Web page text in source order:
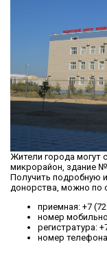
Жители города могут
микрорайон, здание
Получить подробную
донорства, можно
приемная: +7
номер
регистратура:
номер телефона